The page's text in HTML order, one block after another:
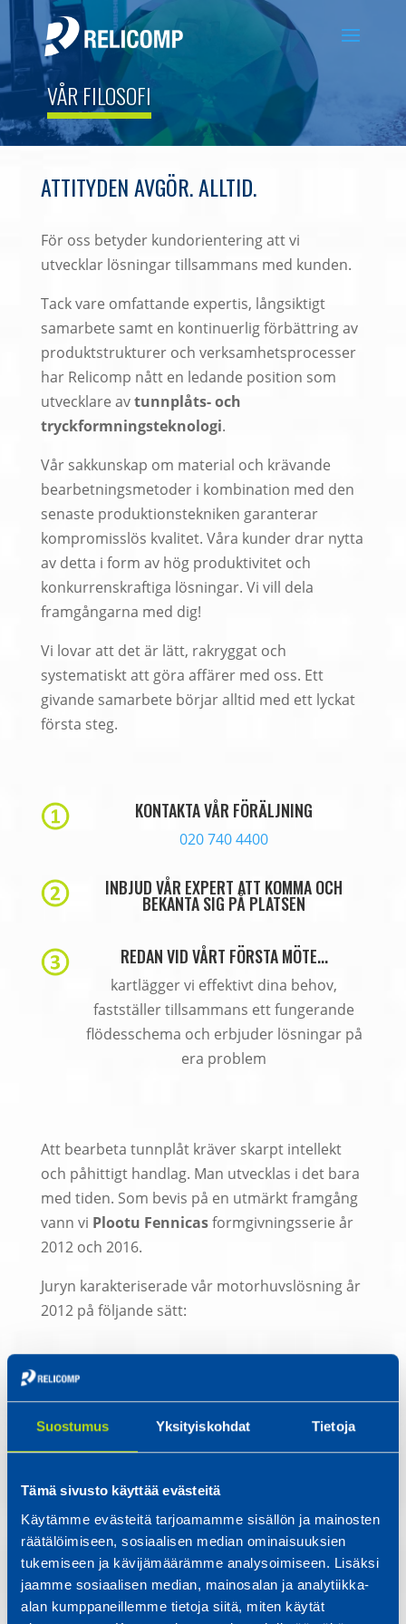
Suostumus Yksityiskohdat Tietoja
Tämä sivusto käyttää evästeitä
Käytämme evästeitä tarjoamamme sisällön ja mainosten
räätälöimiseen, sosiaalisen median ominaisuuksien
tukemiseen ja kävijämäärämme analysoimiseen. Lisäksi
jaamme sosiaalisen median, mainosalan ja analytiikka-
alan kumppaneillemme tietoja siitä, miten käytät
VÅR FILOSOFI
ATTITYDEN AVGÖR. ALLTID.
För oss betyder kundorientering att vi
utvecklar lösningar tillsammans med kunden.
Tack vare omfattande expertis, långsiktigt
samarbete samt en kontinuerlig förbättring av
produktstrukturer och verksamhetsprocesser
har Relicomp nått en ledande position som
utvecklare avtunnplåts- och
tryckformningsteknologi.
Vår sakkunskap om material och krävande
bearbetningsmetoder i kombination med den
senaste produktionstekniken garanterar
kompromisslös kvalitet. Våra kunder drar nytta
av detta i form av hög produktivitet och
konkurrenskraftiga lösningar. Vi vill dela
framgångarna med dig!
Vi lovar att det är lätt, rakryggat och
systematiskt att göra affärer med oss. Ett
givande samarbete börjar alltid med ett lyckat
första steg.
KONTAKTA VÅR FÖRÄLJNING
020 740 4400
INBJUD VÅR EXPERT ATT KOMMA OCH
BEKANTA SIG PÅ PLATSEN
REDAN VID VÅRT FÖRSTA MÖTE...
kartlägger vi effektivt dina behov,
fastställer tillsammans ett fungerande
flödesschema och erbjuder lösningar på
era problem
Att bearbeta tunnplåt kräver skarpt intellekt
och påhittigt handlag. Man utvecklas i det bara
med tiden. Som bevis på en utmärkt framgång
vann vi Plootu Fennicasformgivningsserie år
2012 och 2016.
Juryn karakteriserade vår motorhuvslösning år
2012 på följande sätt:
anknyter förutom den tekniska funktionaliteten
också en hel del andra begränsningar och
dem har man här lyckats skapa mervärde till
produkten genom att utnyttja formgivningen.
Så här beskrev juryn fliskraftverkets redesign
år 2016: